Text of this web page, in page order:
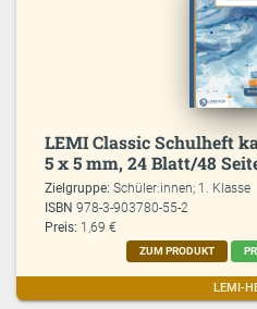
LEMI Classic Schulheft
5 x 5 mm, 24 Blatt/48
Zielgruppe:Schüler:innen; 1. Klasse
ISBN978-3-903780-55-2
Preis: 1,69 €
ZUM PRODUKT
LEMI-